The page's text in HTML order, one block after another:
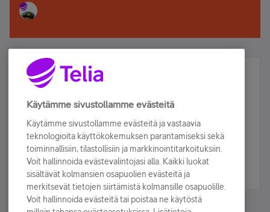
Älä jää paitsi – osallistu ja voita!
Tilaa Telian uutiskirje ja olet mukana arvonnassa.
sähköpostiisi.
Tilaa nyt
Käytämme sivustollamme evästeitä
Käytämme sivustollamme evästeitä ja vastaavia
teknologioita käyttökokemuksen parantamiseksi sekä
toiminnallisiin, tilastollisiin ja markkinointitarkoituksiin.
Voit hallinnoida evästevalintojasi alla. Kaikki luokat
sisältävät kolmansien osapuolien evästeitä ja
merkitsevät tietojen siirtämistä kolmansille osapuolille.
Voit hallinnoida evästeitä tai poistaa ne käytöstä